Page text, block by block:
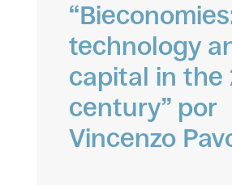
technology
capital in the
century” por
Vincenzo